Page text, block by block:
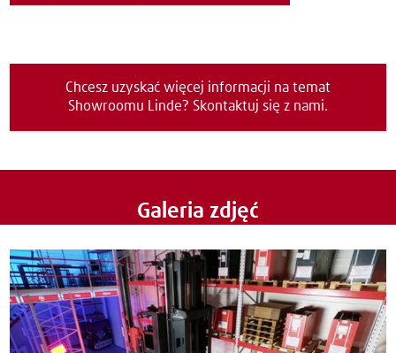
Chcesz uzyskać więcej informacji na temat
Showroomu Linde? Skontaktuj się z nami.
Galeria zdjęć